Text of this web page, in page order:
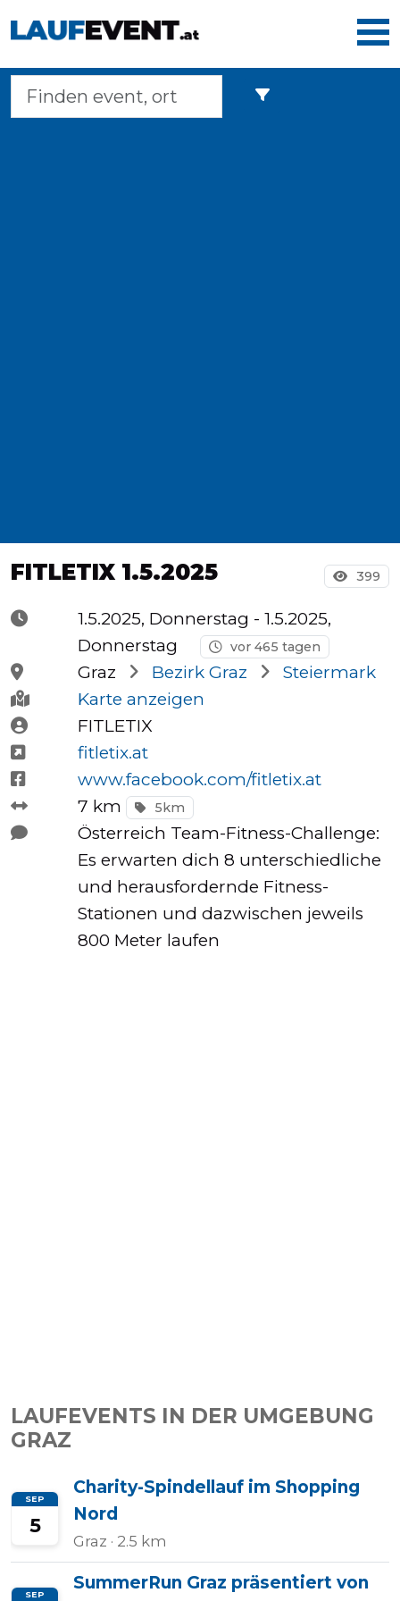
Home
Wien
Virtuelle
Kinder
events
Tempo
Rechner
FITLETIX 1.5.2025 399
1.5.2025, Donnerstag - 1.5.2025,
Donnerstag
vor 465 tagen
Graz Bezirk Graz
Steiermark
Karte anzeigen
FITLETIX
fitletix.at
www.facebook.com/fitletix.at
7 km
5km
Österreich Team-Fitness-Challenge:
Es erwarten dich 8 unterschiedliche
und herausfordernde Fitness-
Stationen und dazwischen jeweils
800 Meter laufen
LAUFEVENTS IN DER UMGEBUNG
GRAZ
SEP
5
Charity-Spindellauf im Shopping
Nord
Graz · 2.5 km
SEP
SummerRun Graz präsentiert von